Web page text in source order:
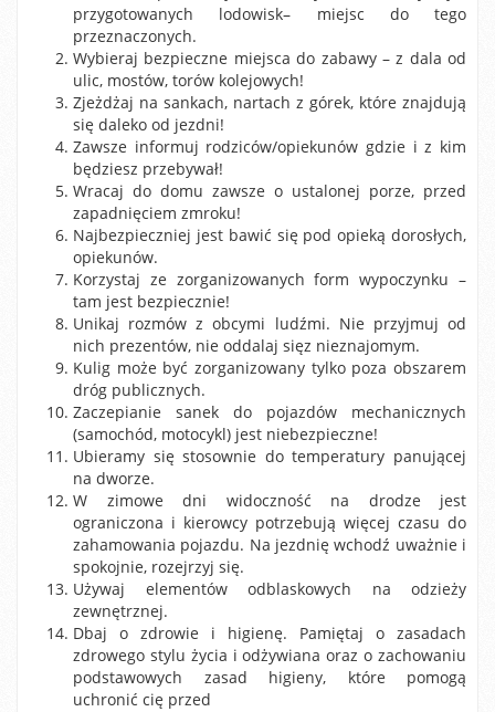
przygotowanych lodowisk– miejsc do tego
przeznaczonych.
Wybieraj bezpieczne miejsca do zabawy – z dala od
ulic, mostów, torów kolejowych!
Zjeżdżaj na sankach, nartach z górek, które znajdują
się daleko od jezdni!
Zawsze informuj rodziców/opiekunów gdzie i z kim
będziesz przebywał!
Wracaj do domu zawsze o ustalonej porze, przed
zapadnięciem zmroku!
Najbezpieczniej jest bawić się pod opieką dorosłych,
opiekunów.
Korzystaj ze zorganizowanych form wypoczynku –
tam jest bezpiecznie!
Unikaj rozmów z obcymi ludźmi. Nie przyjmuj od
nich prezentów, nie oddalaj sięz nieznajomym.
Kulig może być zorganizowany tylko poza obszarem
dróg publicznych.
Zaczepianie sanek do pojazdów mechanicznych
(samochód, motocykl) jest niebezpieczne!
Ubieramy się stosownie do temperatury panującej
na dworze.
W zimowe dni widoczność na drodze jest
ograniczona i kierowcy potrzebują więcej czasu do
zahamowania pojazdu. Na jezdnię wchodź uważnie i
spokojnie, rozejrzyj się.
Używaj elementów odblaskowych na odzieży
zewnętrznej.
Dbaj o zdrowie i higienę. Pamiętaj o zasadach
zdrowego stylu życia i odżywiana oraz o zachowaniu
podstawowych zasad higieny, które pomogą
uchronić cię przed